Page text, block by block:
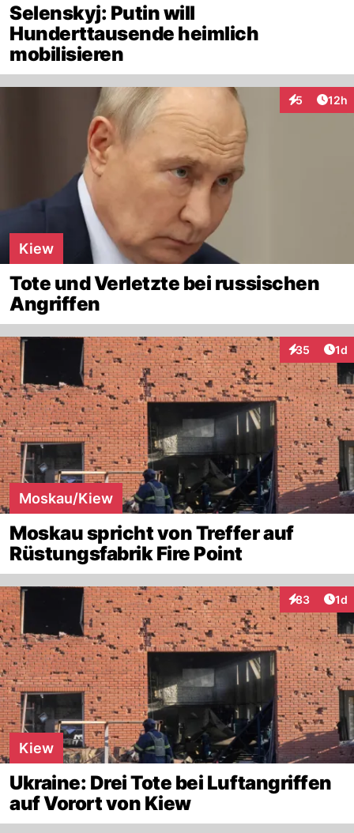
Selenskyj: Putin will
Hunderttausende heimlich
mobilisieren
5
Interaktionen
12h
Kiew
Tote und Verletzte bei russischen
Angriffen
35
Interaktionen
1d
Moskau/Kiew
Moskau spricht von Treffer auf
Rüstungsfabrik Fire Point
83
Interaktionen
1d
Kiew
Ukraine: Drei Tote bei Luftangriffen
auf Vorort von Kiew